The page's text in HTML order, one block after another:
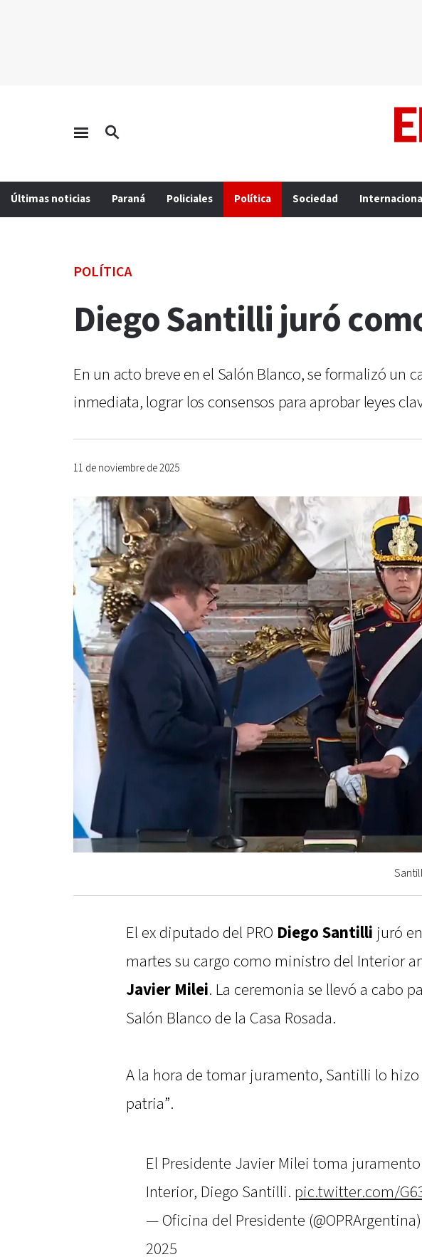
Últimas noticias Paraná Policiales Política Sociedad
POLÍTICA
Diego Santilli juró
En un acto breve en el Salón Blanco, se formalizó un
inmediata, lograr los consensos para aprobar leyes
11 de noviembre de 2025
El ex diputado del PRO Diego Santilli juró
martes su cargo como ministro del Interior
Javier Milei. La ceremonia se llevó a cabo
Salón Blanco de la Casa Rosada.
A la hora de tomar juramento, Santilli lo hizo
patria”.
El Presidente Javier Milei toma
Interior, Diego Santilli. pic.twitter.com/
— Oficina del Presidente (@OPRArgentina)
2025